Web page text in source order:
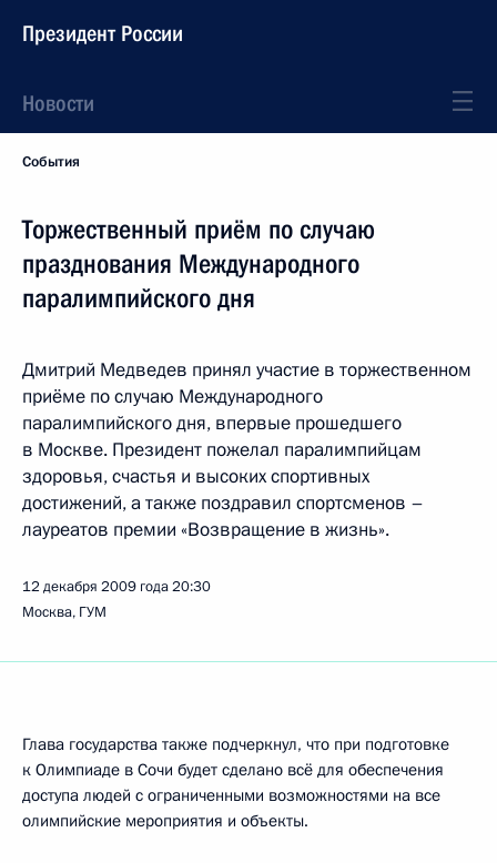
Президент России
Новости
События
Торжественный приём по случаю
празднования Международного
паралимпийского дня
Дмитрий Медведев принял участие в торжественном
приёме по случаю Международного
паралимпийского дня, впервые прошедшего
в Москве. Президент пожелал паралимпийцам
здоровья, счастья и высоких спортивных
достижений, а также поздравил спортсменов –
лауреатов премии «Возвращение в жизнь».
12 декабря 2009 года20:30
Москва, ГУМ
Глава государства также подчеркнул, что при подготовке
к Олимпиаде в Сочи будет сделано всё для обеспечения
доступа людей с ограниченными возможностями на все
олимпийские мероприятия и объекты.